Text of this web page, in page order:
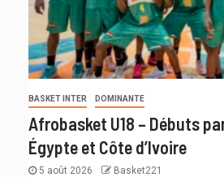
BASKET INTER DOMINANTE
Afrobasket U18 – Débuts
Égypte et Côte d’Ivoire
5 août 2026 Basket221